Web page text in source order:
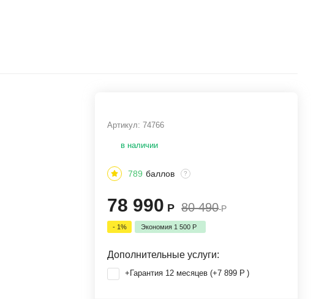
Артикул:74766
в наличии
789 баллов ?
78 990 Р 80 490 Р
- 1% Экономия 1 500 Р
Дополнительные услуги:
+Гарантия 12 месяцев (+7 899 Р )